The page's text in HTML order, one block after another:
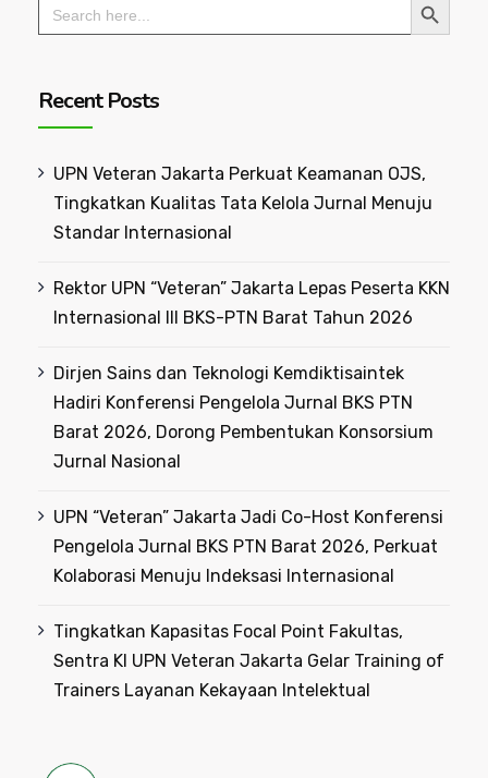
for:
Recent Posts
UPN Veteran Jakarta Perkuat Keamanan OJS,
Tingkatkan Kualitas Tata Kelola Jurnal Menuju
Standar Internasional
Rektor UPN “Veteran” Jakarta Lepas Peserta KKN
Internasional III BKS-PTN Barat Tahun 2026
Dirjen Sains dan Teknologi Kemdiktisaintek
Hadiri Konferensi Pengelola Jurnal BKS PTN
Barat 2026, Dorong Pembentukan Konsorsium
Jurnal Nasional
UPN “Veteran” Jakarta Jadi Co-Host Konferensi
Pengelola Jurnal BKS PTN Barat 2026, Perkuat
Kolaborasi Menuju Indeksasi Internasional
Tingkatkan Kapasitas Focal Point Fakultas,
Sentra KI UPN Veteran Jakarta Gelar Training of
Trainers Layanan Kekayaan Intelektual